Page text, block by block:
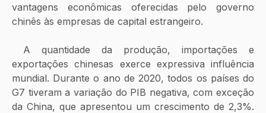
vantagens econômicas oferecidas pelo governo
chinês às empresas de capital estrangeiro.
exportações chinesas exerce expressiva influência
mundial. Durante o ano de 2020, todos os países do
G7 tiveram a variação do PIB negativa, com exceção
da China, que apresentou um crescimento de 2,3%.